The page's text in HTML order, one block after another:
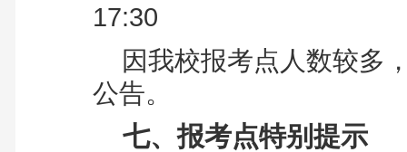
17:30
因我校报考点人数较多
公告。
七、报考点特别提示